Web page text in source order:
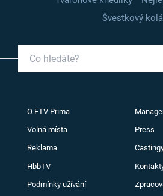
Švestkový
O FTV Prima
Volná místa Press
Reklama
HbbTV
Podmínky užívání